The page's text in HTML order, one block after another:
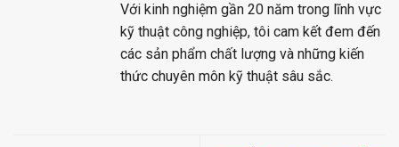
Với kinh nghiệm gần 20 năm trong lĩnh vực
kỹ thuật công nghiệp, tôi cam kết đem đến
các sản phẩm chất lượng và những kiến
thức chuyên môn kỹ thuật sâu sắc.